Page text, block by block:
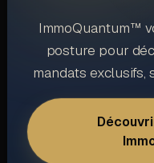
ImmoQuantum™
posture pour
mandats exclusifs,